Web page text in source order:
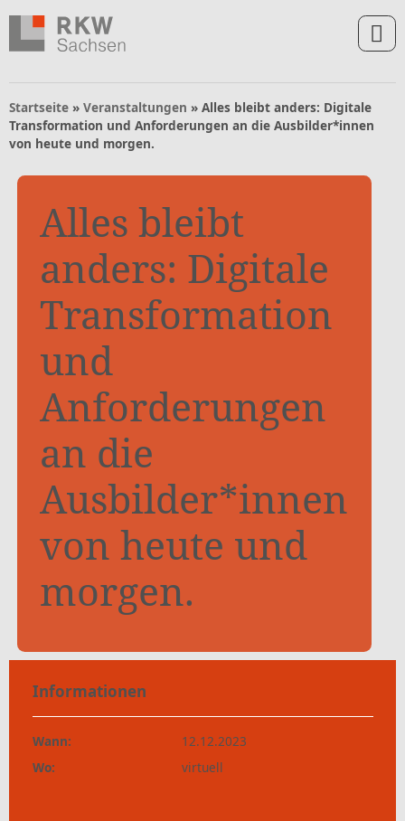
Zum Inhalt springen
Zur Navigation springen
Zum Fußbereich und Kontakt springen
Startseite » Veranstaltungen » Alles bleibt anders: Digitale
Transformation und Anforderungen an die Ausbilder*innen
von heute und morgen.
Alles bleibt
anders: Digitale
Transformation
und
Anforderungen
an die
Ausbilder*innen
von heute und
morgen.
Informationen
Wann:
12.12.2023
Wo:
virtuell